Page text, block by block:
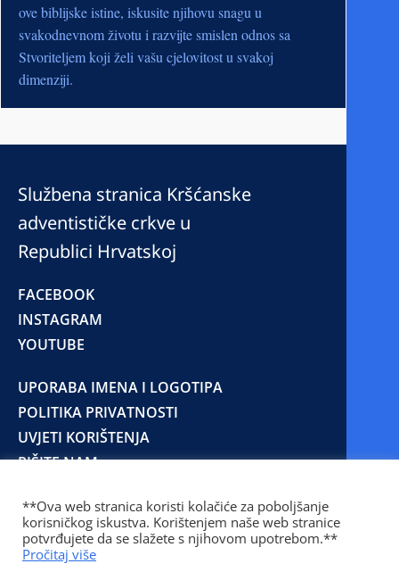
ove biblijske istine, iskusite njihovu snagu u
svakodnevnom životu i razvijte smislen odnos sa
Stvoriteljem koji želi vašu cjelovitost u svakoj
dimenziji.
Službena stranica Kršćanske
adventističke crkve u
Republici Hrvatskoj
FACEBOOK
INSTAGRAM
YOUTUBE
UPORABA IMENA I LOGOTIPA
POLITIKA PRIVATNOSTI
UVJETI KORIŠTENJA
PIŠITE NAM
© 2025 Copyright © 2023 Kršćanska adventistička
crkva u Republici Hrvatskoj
Prilaz Gjure Deželića 77 Zagreb 10000 Hrvatska 01
**Ova web stranica koristi kolačiće za poboljšanje
korisničkog iskustva. Korištenjem naše web stranice
potvrđujete da se slažete s njihovom upotrebom.**
Pročitaj više